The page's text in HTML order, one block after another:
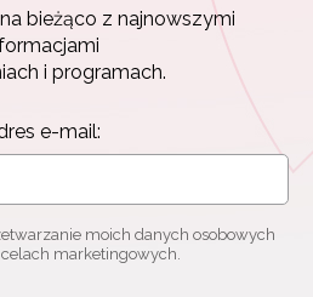
bieżąco z najnowszymi
i programach.
e-mail:
moich danych osobowych
marketingowych.